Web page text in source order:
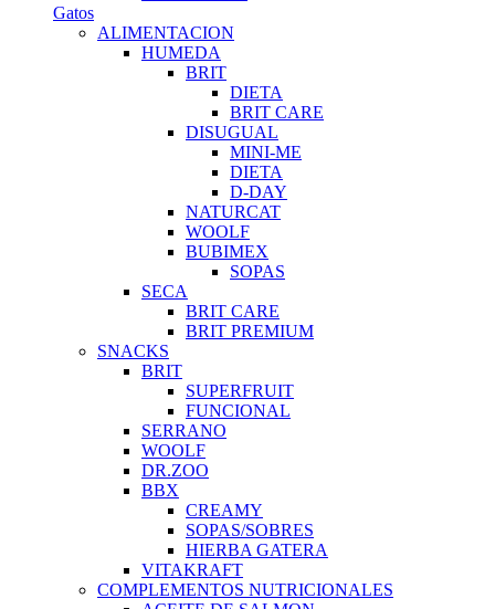
Gatos
ALIMENTACION
HUMEDA
BRIT
DIETA
BRIT CARE
DISUGUAL
MINI-ME
DIETA
D-DAY
NATURCAT
WOOLF
BUBIMEX
SOPAS
SECA
BRIT CARE
BRIT PREMIUM
SNACKS
BRIT
SUPERFRUIT
FUNCIONAL
SERRANO
WOOLF
DR.ZOO
BBX
CREAMY
SOPAS/SOBRES
HIERBA GATERA
VITAKRAFT
COMPLEMENTOS NUTRICIONALES